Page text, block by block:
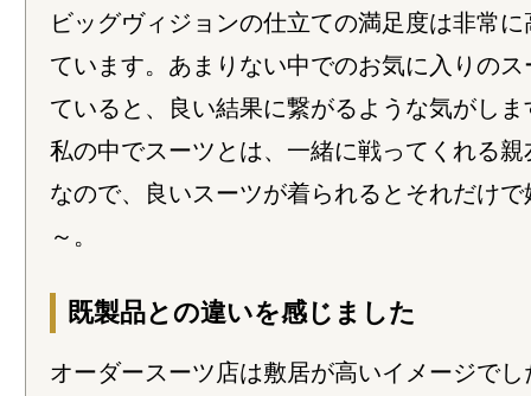
ビッグヴィジョンの仕立ての満足度は非常
ています。あまりない中でのお気に入りの
ていると、良い結果に繋がるような気がしま
私の中でスーツとは、一緒に戦ってくれる
なので、良いスーツが着られるとそれだけ
～。
既製品との違いを感じました
オーダースーツ店は敷居が高いイメージで